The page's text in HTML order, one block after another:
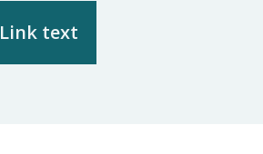
Link text